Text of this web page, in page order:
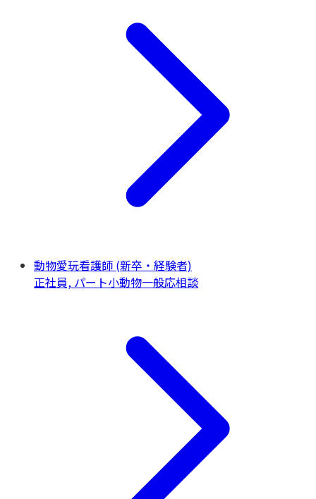
動物愛玩看護師 (新卒・経験者)
正社員, パート小動物一般応相談